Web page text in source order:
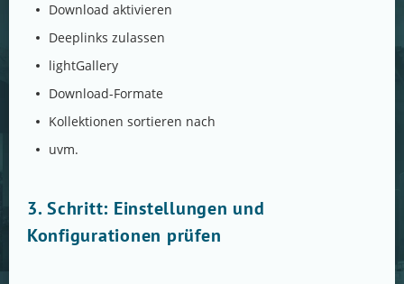
Download aktivieren
Deeplinks zulassen
lightGallery
Download-Formate
Kollektionen sortieren nach
uvm.
3. Schritt: Einstellungen und
Konfigurationen prüfen